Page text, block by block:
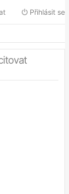
Přihlásit se